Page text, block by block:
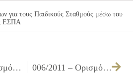
για τους Παιδικούς Σταθμούς μέσω του
ΕΣΠΑ
004/2011 – Ορισμός Δημοτικών Συμβούλων στις Επιτροπές: α) παραλαβής έργων αξίας 5.869,40 € (Π.Δ. 229/1999 2 Δημοτικοί Σύμβουλοι, β) για έργα αξίας άνω των 5.869,40 € (άρθρο 16 του Π.Δ. 171/87) 1 Δημοτικός Σύμβουλος με τον αναπληρωτή του γ1) παραλαβή προμηθειών – εργασιών & μεταφορών (άρθρο 67 του Π.Δ. 28/1980) 1 Δημοτικός Σύμβουλος με τον αναπληρωτή του & γ2) παραλαβή προμηθειών – εργασιών & μεταφορών που αφορούν τις Υπηρεσίες Μηχανολογικού & Καθαριότητας και Γεωτεχνικής (άρθρο 67 του Π.Δ. 28/1980) 1 Δημοτικός Σύμβουλος με τον αναπληρωτή του, για το έτος 2011 006/2011 – Ορισμός μελών της Επιτροπής του άρθρου 186 του Ν. 3463/2006 περί καθορισμού οργάνων της διαδικασίας και των όρων διενέργειας δημοπρασιών για εκποίηση ή εκμίσθωση πραγμάτων Δήμων & Κοινοτήτων για την καταμέτρηση και την εκτίμηση ακινήτων η οποία αποτελείται από 2 Μέλη του Δημοτικού Συμβουλίου το 1 οριζόμενο ως Πρόεδρος της Επιτροπής για το έτος 2011